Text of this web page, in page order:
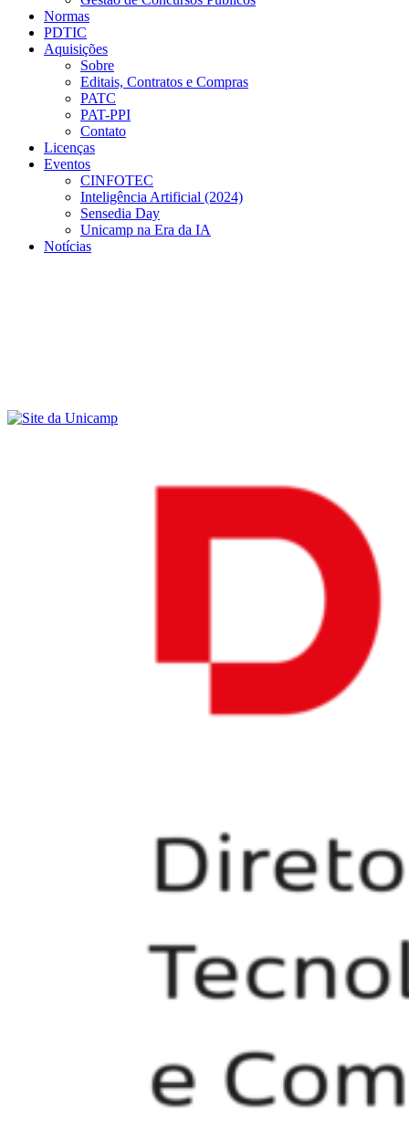
Normas
PDTIC
Aquisições
Sobre
Editais, Contratos e Compras
PATC
PAT-PPI
Contato
Licenças
Eventos
CINFOTEC
Inteligência Artificial (2024)
Sensedia Day
Unicamp na Era da IA
Notícias